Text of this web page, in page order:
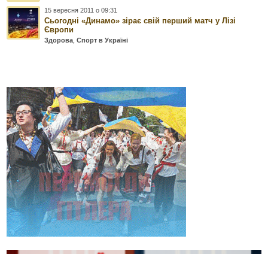
15 вересня 2011 о 09:31
Сьогодні «Динамо» зірає свій перший матч у Лізі
Європи
Здорова ,Спорт в Україні